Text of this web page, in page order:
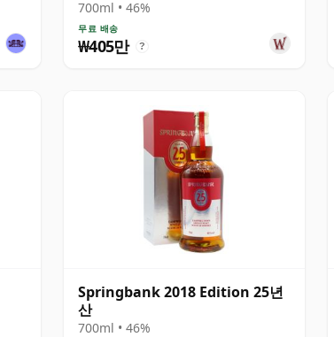
700ml • 46%
무료 배송
₩405만 ?
Springbank 2018 Edition 25년
산
700ml • 46%